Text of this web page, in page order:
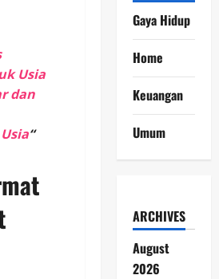
Usia
dan
“
Gaya Hidup
Home
Keuangan
Umum
ARCHIVES
August
2026